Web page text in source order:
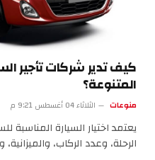
كيف تدير شركات تأجير
المتنوعة؟
منوعات الثلاثاء 04 أغسطس 9:21 م
يعتمد اختيار السيارة
الرحلة، وعدد الركاب،